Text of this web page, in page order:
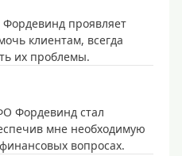
проявляет
клиентам, всегда
их проблемы.
Фордевинд стал
мне необходимую
вопросах.